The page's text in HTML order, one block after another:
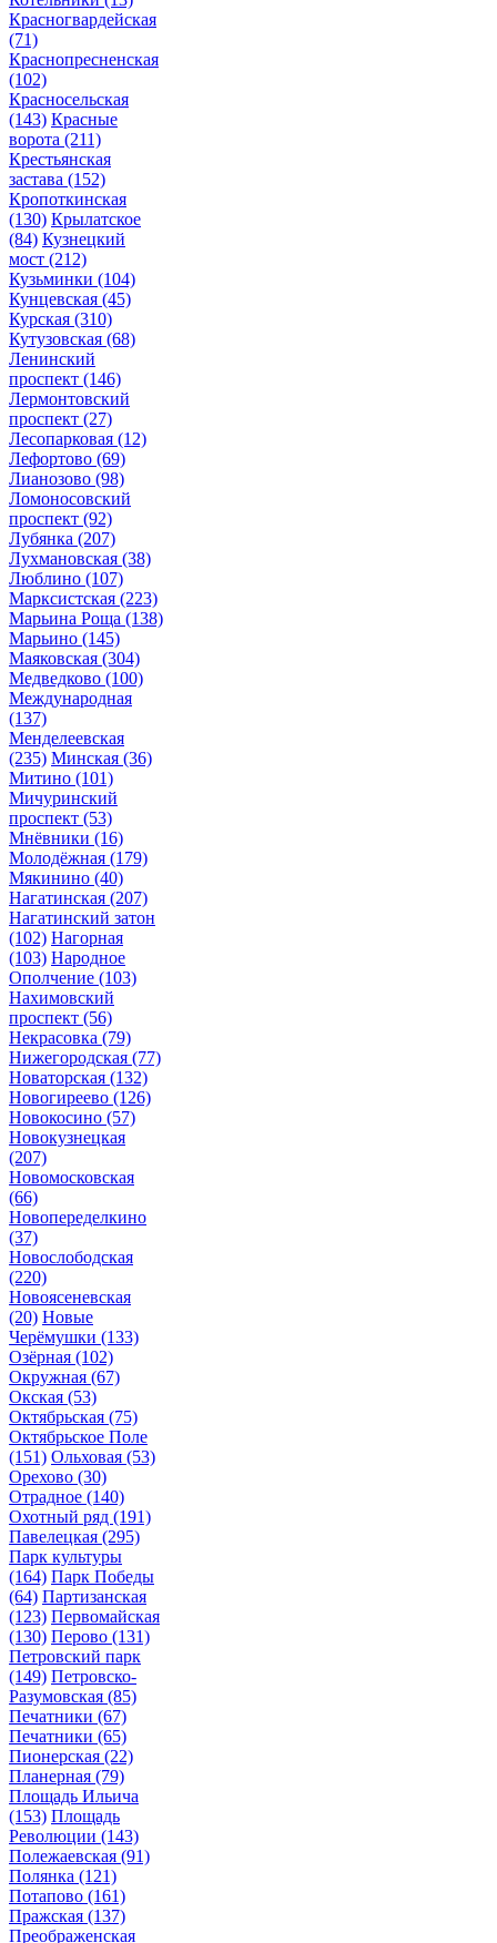
Красногвардейская
(71)
Краснопресненская
(102)
Красносельская
(143) Красные
ворота (211)
Крестьянская
застава (152)
Кропоткинская
(130) Крылатское
(84) Кузнецкий
мост (212)
Кузьминки (104)
Кунцевская (45)
Курская (310)
Кутузовская (68)
Ленинский
проспект (146)
Лермонтовский
проспект (27)
Лесопарковая (12)
Лефортово (69)
Лианозово (98)
Ломоносовский
проспект (92)
Лубянка (207)
Лухмановская (38)
Люблино (107)
Марксистская (223)
Марьина Роща (138)
Марьино (145)
Маяковская (304)
Медведково (100)
Международная
(137)
Менделеевская
(235) Минская (36)
Митино (101)
Мичуринский
проспект (53)
Мнёвники (16)
Молодёжная (179)
Мякинино (40)
Нагатинская (207)
Нагатинский затон
(102) Нагорная
(103) Народное
Ополчение (103)
Нахимовский
проспект (56)
Некрасовка (79)
Нижегородская (77)
Новаторская (132)
Новогиреево (126)
Новокосино (57)
Новокузнецкая
(207)
Новомосковская
(66)
Новопеределкино
(37)
Новослободская
(220)
Новоясеневская
(20) Новые
Черёмушки (133)
Озёрная (102)
Окружная (67)
Окская (53)
Октябрьская (75)
Октябрьское Поле
(151) Ольховая (53)
Орехово (30)
Отрадное (140)
Охотный ряд (191)
Павелецкая (295)
Парк культуры
(164) Парк Победы
(64) Партизанская
(123) Первомайская
(130) Перово (131)
Петровский парк
(149) Петровско-
Разумовская (85)
Печатники (67)
Печатники (65)
Пионерская (22)
Планерная (79)
Площадь Ильича
(153) Площадь
Революции (143)
Полежаевская (91)
Полянка (121)
Потапово (161)
Пражская (137)
Преображенская